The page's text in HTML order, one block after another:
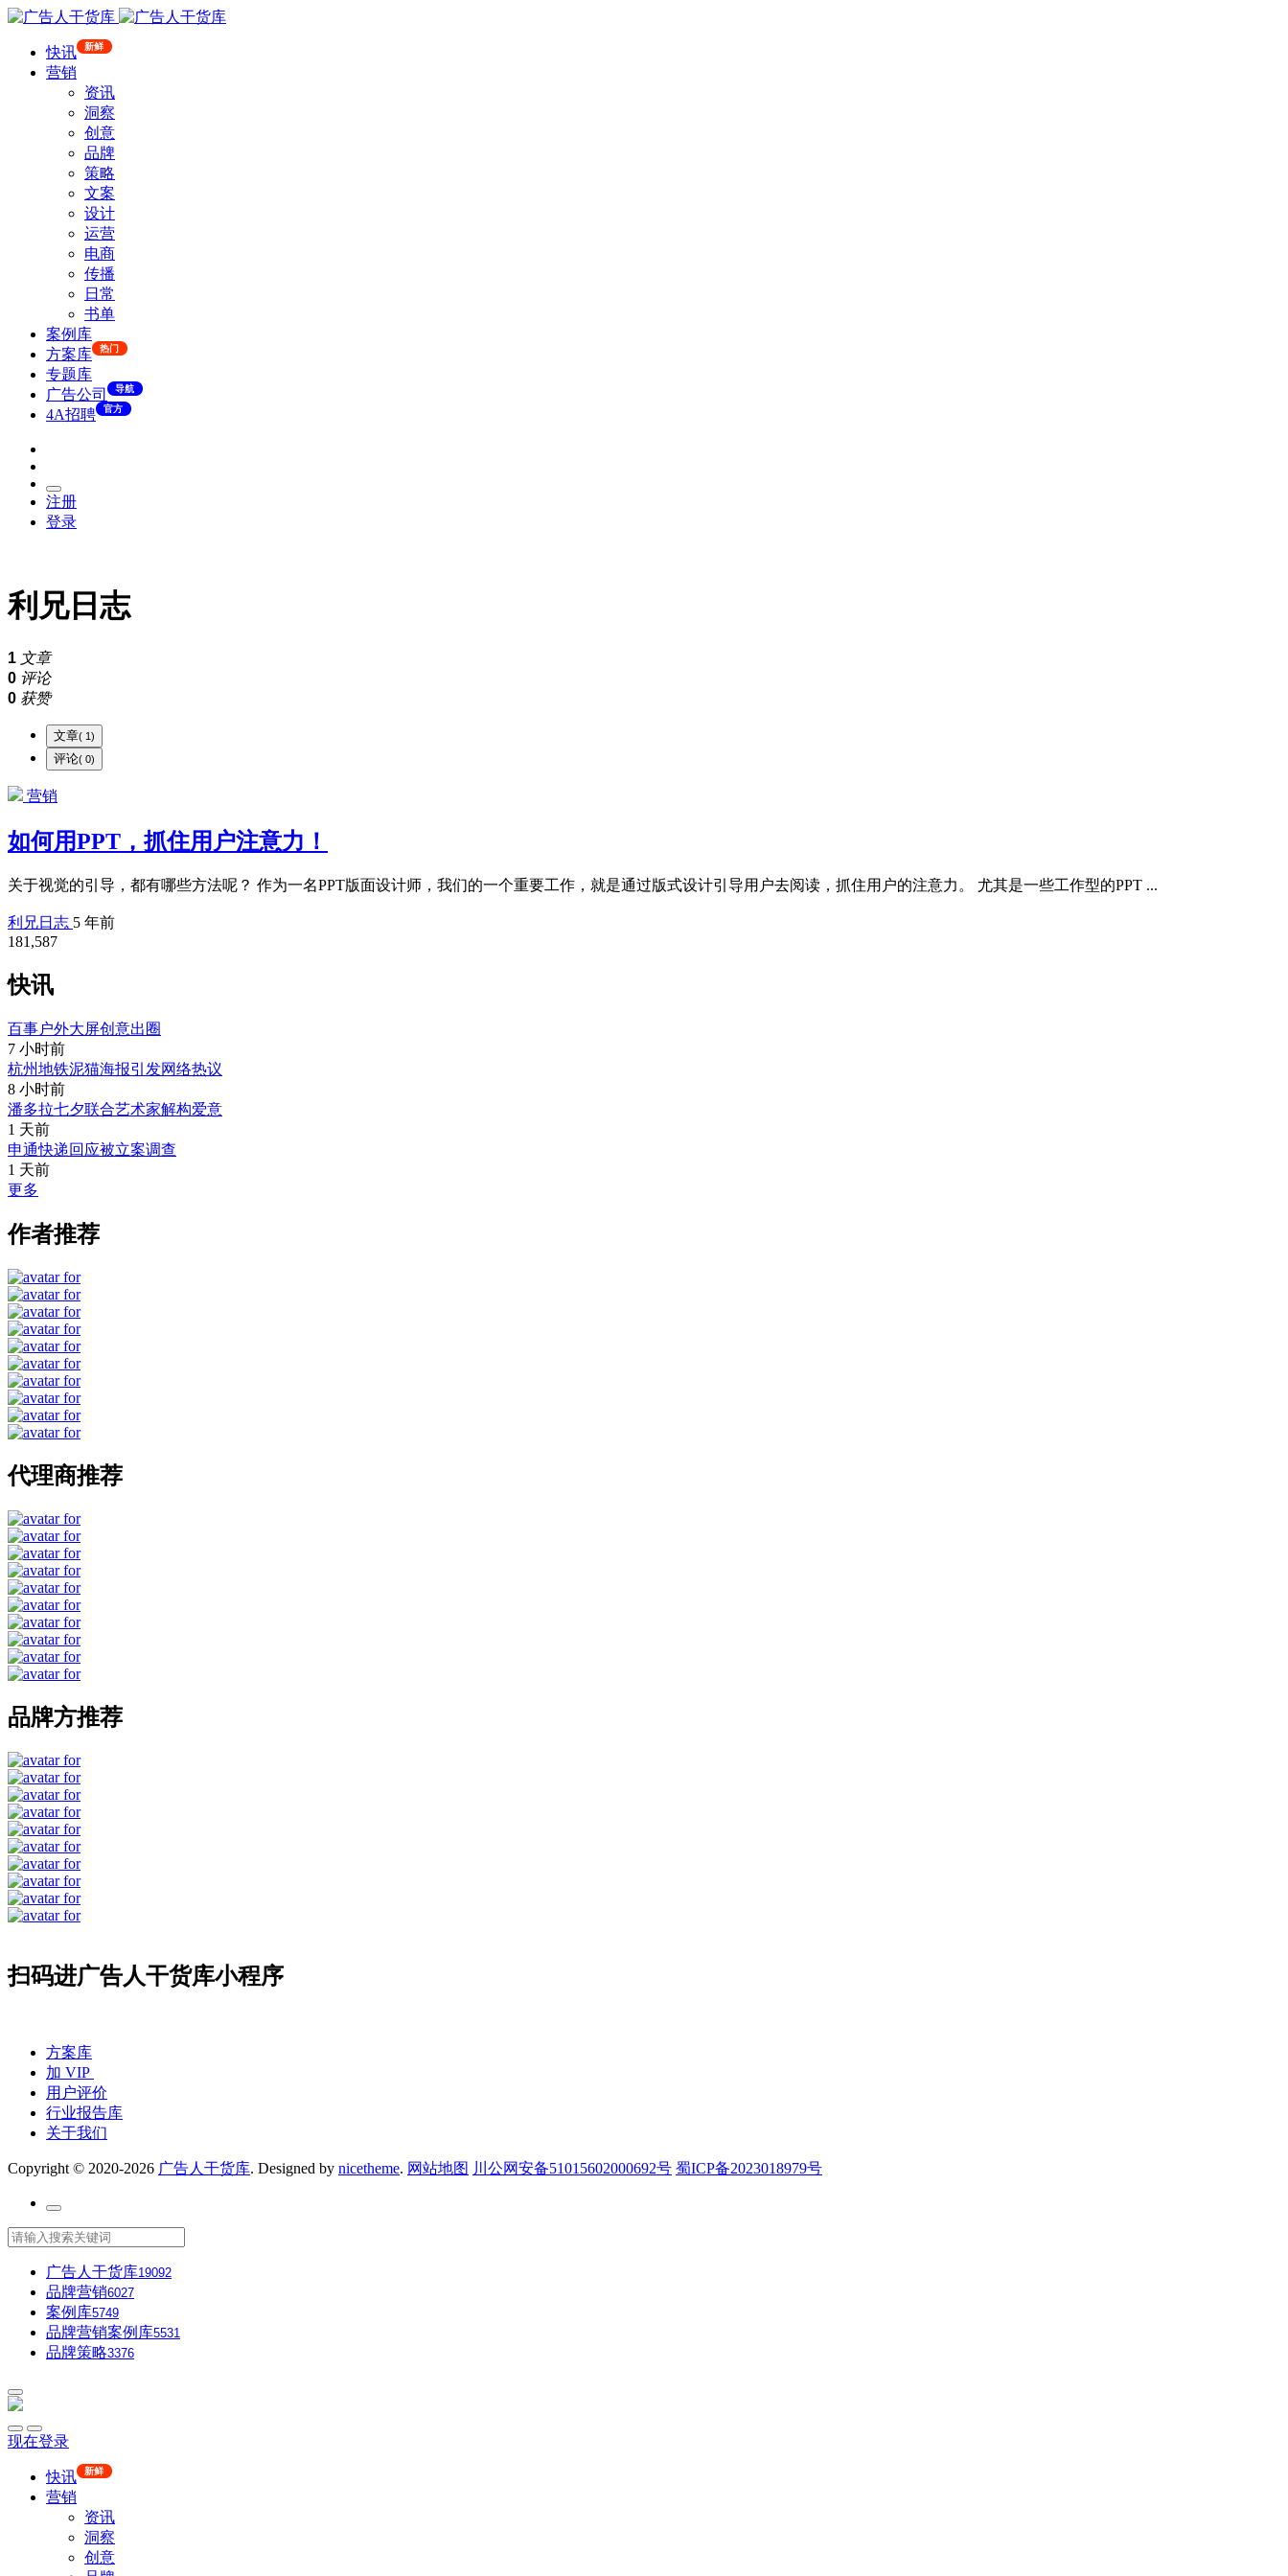
快讯 新鲜
营销
资讯
洞察
创意
品牌
策略
文案
设计
运营
电商
传播
日常
书单
案例库
方案库
热门
专题库
广告公司
导航
4A招聘 官方
注册
登录
利兄日志
1 文章
0 评论
0 获赞
文章 ( 1)
评论 ( 0)
营销
如何用PPT，抓住用户注意力！
关于视觉的引导，都有哪些方法呢？ 作为一名PPT版面设计师，我们的一个重要工作，就是通过版式设计引导用户去阅读，抓住用户的注意力。 尤其是一些工作型的PPT ...
利兄日志 5 年前
181,587
快讯
百事户外大屏创意出圈
7 小时前
杭州地铁泥猫海报引发网络热议
8 小时前
潘多拉七夕联合艺术家解构爱意
1 天前
申通快递回应被立案调查
1 天前
更多
作者推荐
代理商推荐
品牌方推荐
扫码进广告人干货库小程序
方案库
加 VIP
用户评价
行业报告库
关于我们
Copyright © 2020-2026 广告人干货库. Designed by nicetheme. 网站地图 川公网安备51015602000692号 蜀ICP备2023018979号
广告人干货库19092
品牌营销6027
案例库5749
品牌营销案例库5531
品牌策略3376
现在登录
快讯 新鲜
营销
资讯
洞察
创意